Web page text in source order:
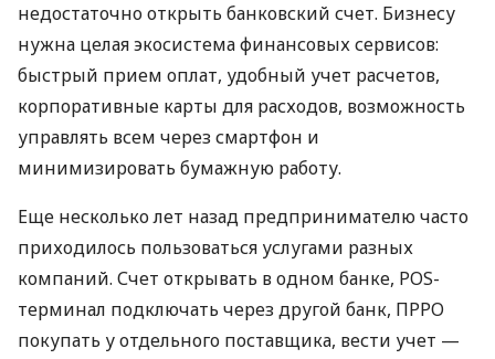
недостаточно открыть банковский счет. Бизнесу
нужна целая экосистема финансовых сервисов:
быстрый прием оплат, удобный учет расчетов,
корпоративные карты для расходов, возможность
управлять всем через смартфон и
минимизировать бумажную работу.
Еще несколько лет назад предпринимателю часто
приходилось пользоваться услугами разных
компаний. Счет открывать в одном банке, POS-
терминал подключать через другой банк, ПРРО
покупать у отдельного поставщика, вести учет —